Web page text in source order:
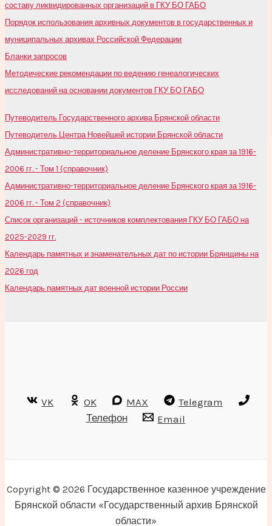
составу ликвидированных организаций в ГКУ БО ГАБО
Порядок использования архивных документов в государственных и
муниципальных архивах Российской Федерации
Бланки запросов
Методические рекомендации по ведению генеалогических
исследований на основании документов ГКУ БО ГАБО
Путеводитель Государственного архива Брянской области
Путеводитель Центра Новейшей истории Брянской области
Административно-территориальное деление Брянского края за 1916-
2006 гг. - Том 1 (справочник)
Административно-территориальное деление Брянского края за 1916-
2006 гг. - Том 2 (справочник)
Список организаций - источников комплектования ГКУ БО ГАБО на
2025-2029 гг.
Календарь памятных и знаменательных дат по истории Брянщины на
2026 год
Календарь памятных дат военной истории России
VK OK MAX
Telegram
Телефон
Email
Copyright © 2026 Государственное казенное учреждение
Брянской области «Государственный архив Брянской
области»